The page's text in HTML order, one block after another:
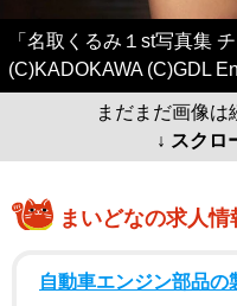
「名取くるみ１st写真集
(C)KADOKAWA (C)GDL
まだまだ画像は
↓ スクロ
まいどなの求人情
自動車エンジン部品の